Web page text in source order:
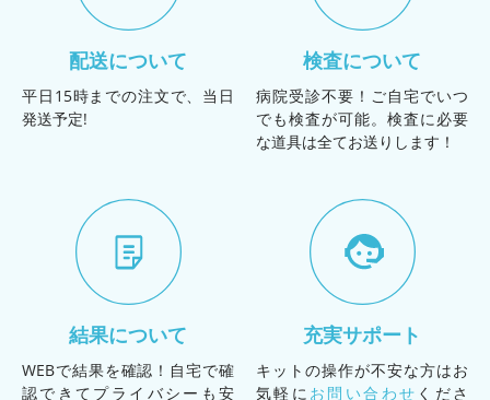
配送について
平日15時までの注文で、当日
発送予定!
検査について
病院受診不要！ご自宅でいつ
でも検査が可能。検査に必要
な道具は全てお送りします！
結果について
WEBで結果を確認！自宅で確
認できてプライバシーも安
充実サポート
キットの操作が不安な方はお
気軽に お問い合わせ くださ